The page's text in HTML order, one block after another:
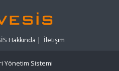
Hakkında | İletişim
Yönetim Sistemi